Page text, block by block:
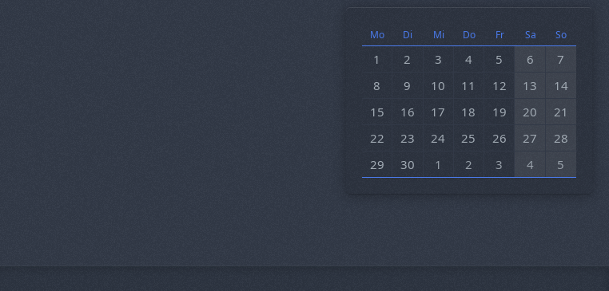
Mo Di Mi Do Fr Sa So
1 2 3 4 5 6
7
8
9 10 11 12 13
14
15
16 17 18 19 20
21
22
23 24 25 26 27
28
29
30 1 2 3 4 5